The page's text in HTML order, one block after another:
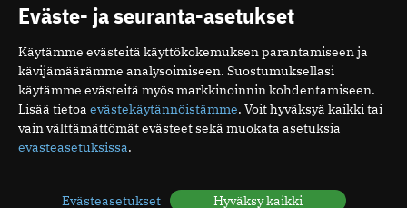
00510 Helsinki
puh. (09) 393 091
toimitus@potilaanlaakarilehti.fi
ISSN 2323-9476
Eväste- ja seuranta-asetukset
Käytämme evästeitä käyttökokemuksen parantamiseen ja
kävijämäärämme analysoimiseen. Suostumuksellasi
käytämme evästeitä myös markkinoinnin kohdentamiseen.
Lisää tietoa evästekäytännöistämme. Voit hyväksyä kaikki tai
vain välttämättömät evästeet sekä muokata asetuksia
evästeasetuksissa.
Evästeasetukset Hyväksy kaikki